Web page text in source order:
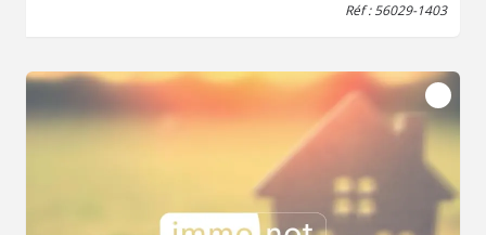
Réf : 56029-1403